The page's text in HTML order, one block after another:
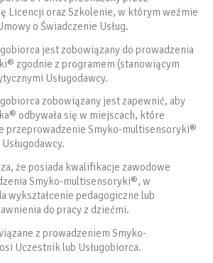
Licencji oraz Szkolenie, w którym weźmie
o Świadczenie Usług.
jest zobowiązany do prowadzenia
zgodnie z programem (stanowiącym
Usługodawcy.
zobowiązany jest zapewnić, aby
odbywała się w miejscach, które
przeprowadzenie Smyko-multisensoryki®
że posiada kwalifikacje zawodowe
Smyko-multisensoryki®, w
wykształcenie pedagogiczne lub
do pracy z dziećmi.
z prowadzeniem Smyko-
Uczestnik lub Usługobiorca.